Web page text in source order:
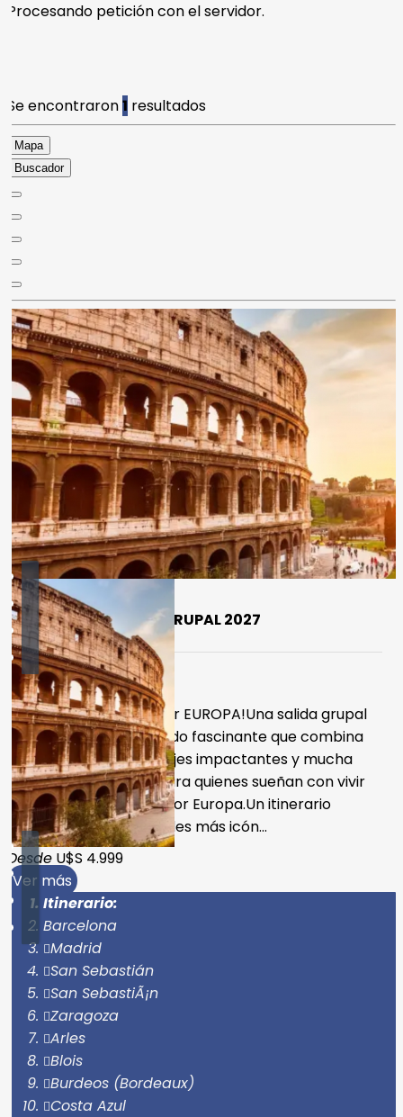
petición con el servidor.
encontraron1resultados
Mapa
Buscador
EUROPA TURISTA - GRUPAL 2027
Duración:
19Días17Noches
¡Recorrido mágico por EUROPA!Una salida grupal
que realiza un recorrido fascinante que combina
historia, cultura, paisajes impactantes y mucha
gastronomía, ideal para quienes sueñan con vivir
su primer gran viaje por Europa.Un itinerario
soñado por las ciudades más icón...
U$S 4.999
Ver más
Itinerario:
Barcelona
Madrid
San Sebastián
San SebastiÃ¡n
Zaragoza
Arles
Blois
Burdeos (Bordeaux)
Costa Azul